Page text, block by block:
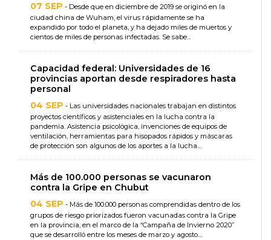
07 SEP - Desde que en diciembre de 2019 se originó en la
ciudad china de Wuham, el virus rápidamente se ha
expandido por todo el planeta, y ha dejado miles de muertos y
cientos de miles de personas infectadas. Se sabe...
Capacidad federal: Universidades de 16
provincias aportan desde respiradores hasta
personal
04 SEP - Las universidades nacionales trabajan en distintos
proyectos científicos y asistenciales en la lucha contra la
pandemia. Asistencia psicológica, invenciones de equipos de
ventilación, herramientas para hisopados rápidos y máscaras
de protección son algunos de los aportes a la lucha...
Más de 100.000 personas se vacunaron
contra la Gripe en Chubut
04 SEP - Más de 100.000 personas comprendidas dentro de los
grupos de riesgo priorizados fueron vacunadas contra la Gripe
en la provincia, en el marco de la “Campaña de Invierno 2020”
que se desarrolló entre los meses de marzo y agosto....